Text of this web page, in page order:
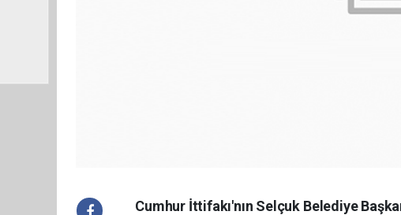
Cumhur İttifakı'nın Selçuk Belediye